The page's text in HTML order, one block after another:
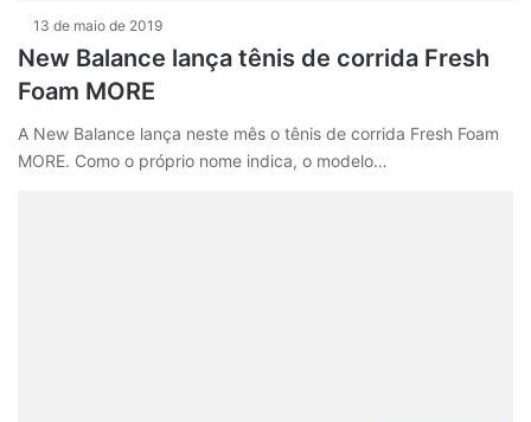
13 de maio de 2019
New Balance lança tênis de corrida Fresh
Foam MORE
A New Balance lança neste mês o tênis de corrida Fresh Foam
MORE. Como o próprio nome indica, o modelo…